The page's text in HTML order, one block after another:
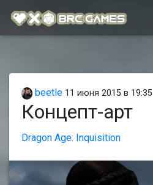
beetle 11 июня 2015 в 19:35
Концепт-арт
Dragon Age: Inquisition